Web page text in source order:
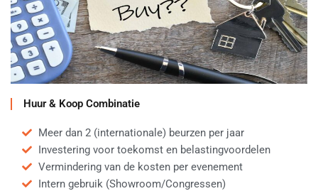
Huur & Koop Combinatie
Meer dan 2 (internationale) beurzen per jaar
Investering voor toekomst en belastingvoordelen
Vermindering van de kosten per evenement
Intern gebruik (Showroom/Congressen)